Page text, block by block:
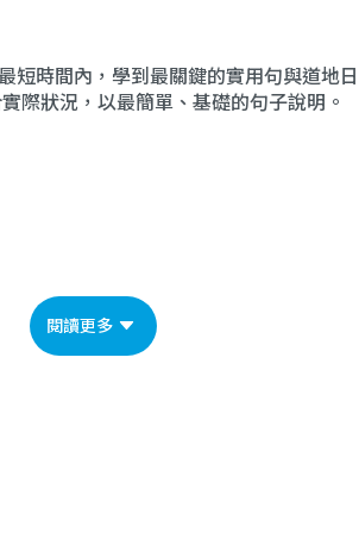
短時間內，學到最關鍵的實用句與道地
際狀況，以最簡單、基礎的句子說明。
閱讀更多